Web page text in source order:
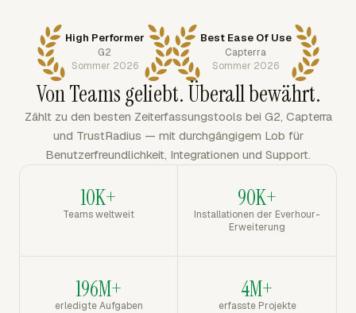
High Performer
G2
Sommer 2026
Best Ease Of Use
Capterra
Sommer 2026
Von Teams geliebt. Überall bewährt.
Zählt zu den besten Zeiterfassungstools bei G2, Capterra
und TrustRadius — mit durchgängigem Lob für
Benutzerfreundlichkeit, Integrationen und Support.
10K+
Teams weltweit
90K+
Installationen der Everhour-
Erweiterung
196M+
erledigte Aufgaben
4M+
erfasste Projekte